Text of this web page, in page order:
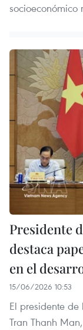
socioeconómico
Presidente
destaca
en el
15/06/2026 10:53
El presidente
Tran Thanh